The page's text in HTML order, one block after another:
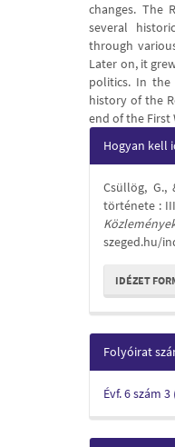
changes. The
several
through
Later on, it
politics. In
history of the
end of the First
Article
Details
Hogyan kell
Csüllög,
története :
szeged.hu/
IDÉZET
Folyóirat
Évf. 6 szám 3